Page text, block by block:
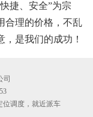
捷、安全”为宗
合理的价格，不乱
是我们的成功！
司
位调度，就近派车